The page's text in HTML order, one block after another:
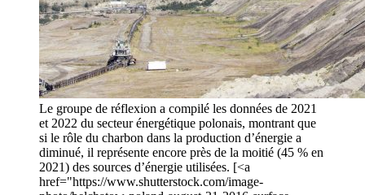
Le groupe de réflexion a compilé les données de 2021
et 2022 du secteur énergétique polonais, montrant que
si le rôle du charbon dans la production d’énergie a
diminué, il représente encore près de la moitié (45 % en
2021) des sources d’énergie utilisées. [<a
href="https://www.shutterstock.com/image-